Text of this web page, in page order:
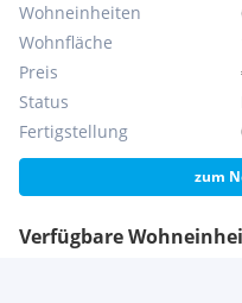
Verfügbare
Wohneinheiten
Wohnfläche
Preis
Status
Fertigstellung
zum